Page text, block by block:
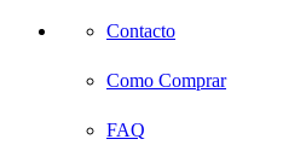
Contacto
Como Comprar
FAQ